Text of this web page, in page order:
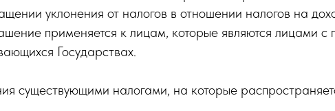
уклонения от налогов в отношении налогов на
применяется к лицам, которые являются лицами с
Государствах.
существующими налогами, на которые